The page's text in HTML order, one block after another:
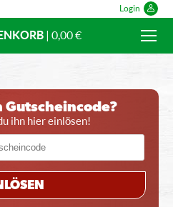
Login
| 0,00 €
Gutscheincode?
ihn hier einlösen!